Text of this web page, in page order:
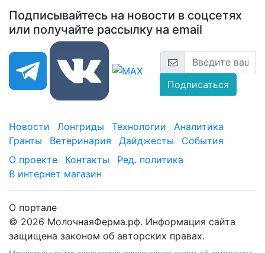
Подписывайтесь на новости в соцсетях
или получайте рассылку на email
Подписаться
Новости Лонгриды Технологии
Аналитика
Гранты
Ветеринария Дайджесты
События
О проекте
Контакты
Ред. политика
В интернет магазин
О портале
© 2026 МолочнаяФерма.рф. Информация сайта
защищена законом об авторских правах.